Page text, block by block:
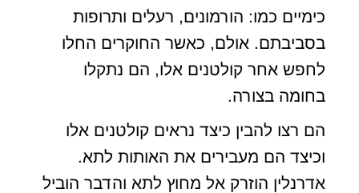
כימיים כמו: הורמונים, רעלים ותרופות
בסביבתם. אולם, כאשר החוקרים החלו
לחפש אחר קולטנים אלו, הם נתקלו
בחומה בצורה.
הם רצו להבין כיצד נראים קולטנים אלו
וכיצד הם מעבירים את האותות לתא.
אדרנלין הוזרק אל מחוץ לתא והדבר הוביל